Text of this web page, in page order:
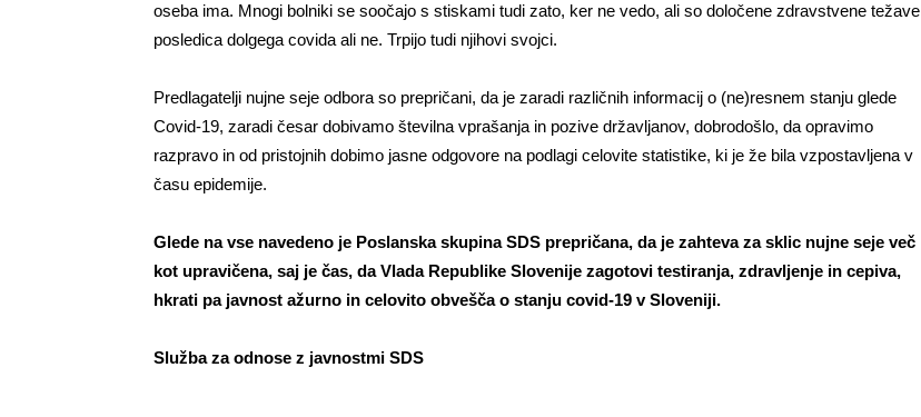
oseba ima. Mnogi bolniki se soočajo s stiskami tudi zato, ker ne vedo, ali so določene zdravstvene težave
posledica dolgega covida ali ne. Trpijo tudi njihovi svojci.
Predlagatelji nujne seje odbora so prepričani, da je zaradi različnih informacij o (ne)resnem stanju glede
Covid-19, zaradi česar dobivamo številna vprašanja in pozive državljanov, dobrodošlo, da opravimo
razpravo in od pristojnih dobimo jasne odgovore na podlagi celovite statistike, ki je že bila vzpostavljena v
času epidemije.
Glede na vse navedeno je Poslanska skupina SDS prepričana, da je zahteva za sklic nujne seje več
kot upravičena, saj je čas, da Vlada Republike Slovenije zagotovi testiranja, zdravljenje in cepiva,
hkrati pa javnost ažurno in celovito obvešča o stanju covid-19 v Sloveniji.
Služba za odnose z javnostmi SDS